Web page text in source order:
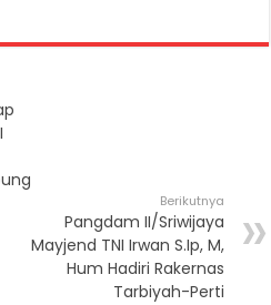
Berikutnya
Pangdam II/Sriwijaya
Mayjend TNI Irwan S.Ip, M,
Hum Hadiri Rakernas
Tarbiyah-Perti